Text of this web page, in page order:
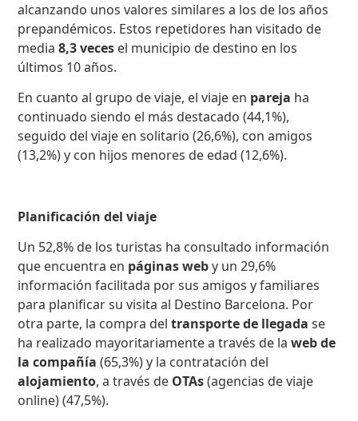
alcanzando unos valores similares a los de los años
prepandémicos. Estos repetidores han visitado de
media 8,3 veces el municipio de destino en los
últimos 10 años.
En cuanto al grupo de viaje, el viaje en pareja ha
continuado siendo el más destacado (44,1%),
seguido del viaje en solitario (26,6%), con amigos
(13,2%) y con hijos menores de edad (12,6%).
Planificación del viaje
Un 52,8% de los turistas ha consultado información
que encuentra en páginas weby un 29,6%
información facilitada por sus amigos y familiares
para planificar su visita al Destino Barcelona. Por
otra parte, la compra deltransporte de llegada se
ha realizado mayoritariamente a través de laweb de
la compañía (65,3%) y la contratación del
alojamiento, a través de OTAs(agencias de viaje
online) (47,5%).